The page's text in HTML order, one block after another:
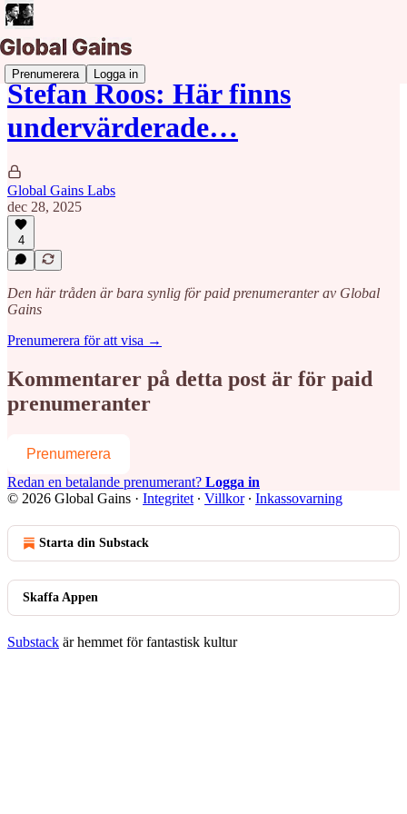
Prenumerera Logga in
Stefan Roos: Här finns
undervärderade…
Global Gains Labs
dec 28, 2025
4
Den här tråden är bara synlig för paid prenumeranter av Global
Gains
Prenumerera för att visa →
Kommentarer på detta post är för paid
prenumeranter
Prenumerera
Redan en betalande prenumerant? Logga in
© 2026 Global Gains · Integritet ∙ Villkor∙ Inkassovarning
Starta din Substack
Skaffa Appen
Substack är hemmet för fantastisk kultur